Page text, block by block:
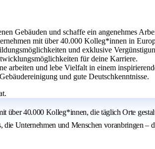
Gebäuden und schaffe ein angenehmes
mit über 40.000 Kolleg*innen in
und exklusive
für deine Karriere.
arbeiten und lebe Vielfalt in einem
und gute Deutschkenntnisse.
über 40.000 Kolleg*innen, die täglich Orte
Unternehmen und Menschen voranbringen